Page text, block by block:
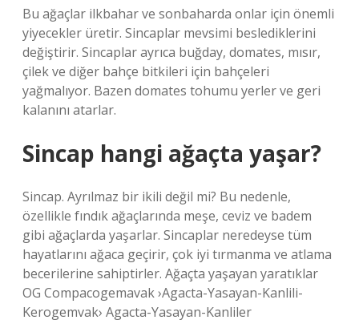
Bu ağaçlar ilkbahar ve sonbaharda onlar için önemli
yiyecekler üretir. Sincaplar mevsimi beslediklerini
değiştirir. Sincaplar ayrıca buğday, domates, mısır,
çilek ve diğer bahçe bitkileri için bahçeleri
yağmalıyor. Bazen domates tohumu yerler ve geri
kalanını atarlar.
Sincap hangi ağaçta yaşar?
Sincap. Ayrılmaz bir ikili değil mi? Bu nedenle,
özellikle fındık ağaçlarında meşe, ceviz ve badem
gibi ağaçlarda yaşarlar. Sincaplar neredeyse tüm
hayatlarını ağaca geçirir, çok iyi tırmanma ve atlama
becerilerine sahiptirler. Ağaçta yaşayan yaratıklar
OG Compacogemavak ›Agacta-Yasayan-Kanlili-
Kerogemvak› Agacta-Yasayan-Kanliler